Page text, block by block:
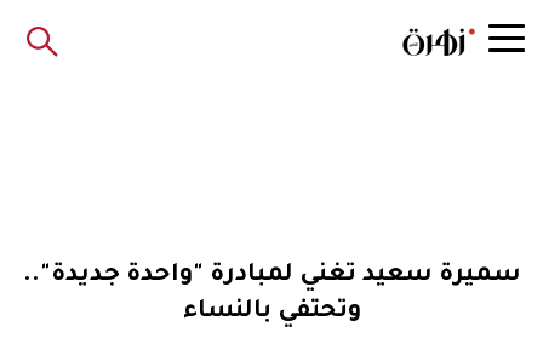
سميرة سعيد تغني لمبادرة "واحدة جديدة"..
وتحتفي بالنساء